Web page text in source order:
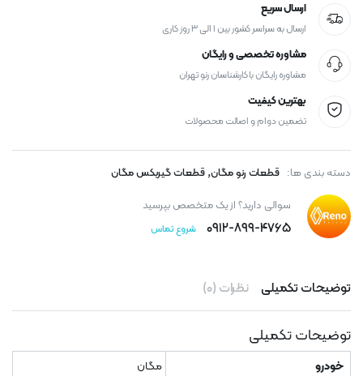
ارسال سریع
ارسال به سراسر کشور بین ۱ الی ۳ روز کاری
مشاوره تخصصی و رایگان
مشاوره رایگان با کارشناسان رنو تهران
بهترین کیفیت
تضمین دوام و اصالت محصولات
دسته بندی ها: قطعات رنو مگان,قطعات گیربکس مگان
سوالی دارید؟ از یک متخصص بپرسید
۰۹۱۲-۸۹۹-۴۷۶۵ شروع تماس
توضیحات تکمیلی نظرات (۰)
توضیحات تکمیلی
خودرو
مگان